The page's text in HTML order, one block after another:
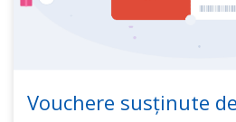
Vouchere susținute